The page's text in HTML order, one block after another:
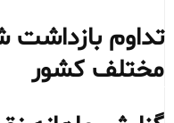
تداوم بازداشت
مختلف کشور